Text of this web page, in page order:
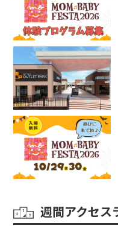
週間アクセス